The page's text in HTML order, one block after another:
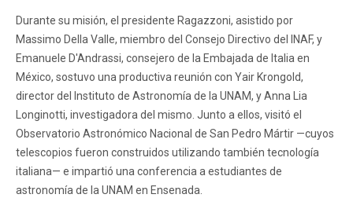
Durante su misión, el presidente Ragazzoni, asistido por
Massimo Della Valle, miembro del Consejo Directivo del INAF, y
Emanuele D'Andrassi, consejero de la Embajada de Italia en
México, sostuvo una productiva reunión con Yair Krongold,
director del Instituto de Astronomía de la UNAM, y Anna Lia
Longinotti, investigadora del mismo. Junto a ellos, visitó el
Observatorio Astronómico Nacional de San Pedro Mártir —cuyos
telescopios fueron construidos utilizando también tecnología
italiana— e impartió una conferencia a estudiantes de
astronomía de la UNAM en Ensenada.